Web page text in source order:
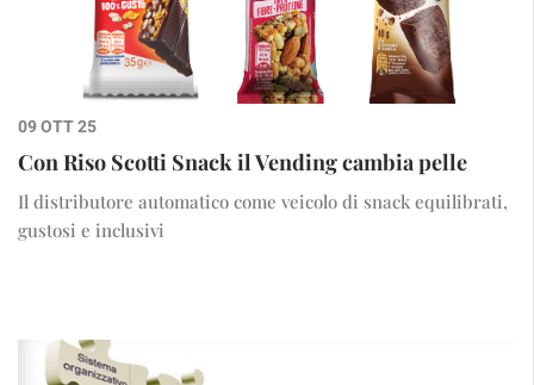
09 OTT 25
Con Riso Scotti Snack il Vending cambia pelle
Il distributore automatico come veicolo di snack equilibrati,
gustosi e inclusivi